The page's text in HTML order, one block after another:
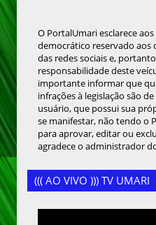
O PortalUmari esclarece
democrático reservado aos
das redes sociais e,
responsabilidade deste
importante informar que
infrações à legislação são
usuário, que possui sua
se manifestar, não tendo o
para aprovar, editar ou
agradece o administrador
((( AO VIVO ))) TV UMARI